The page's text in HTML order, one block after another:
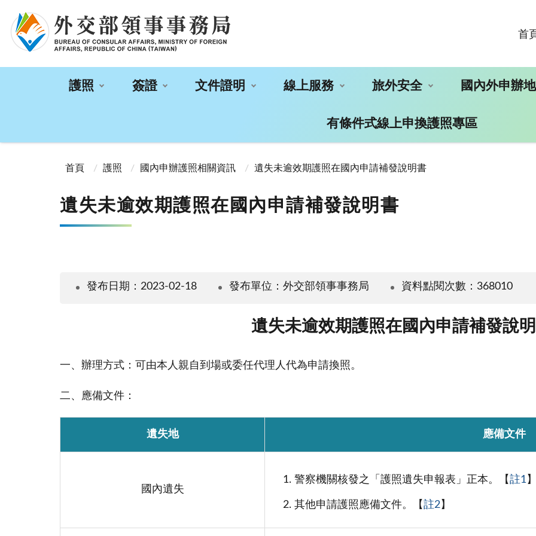
首
護照 簽證 文件證明 線上服務 旅外安全 國內外申辦
有條件式線上申換護照專區
首頁
護照 國內申辦護照相關資訊 遺失未逾效期護照在國內申請補發說明書
遺失未逾效期護照在國內申請補發說明書
發布日期：2023-02-18 發布單位：外交部領事事務局 資料點閱次數：368010
遺失未逾效期護照在國內申請補發說
一、辦理方式：可由本人親自到場或委任代理人代為申請換照。
二、應備文件：
遺失地 應備文件
國內遺失
警察機關核發之「護照遺失申報表」正本。【註1
其他申請護照應備文件。【註2】